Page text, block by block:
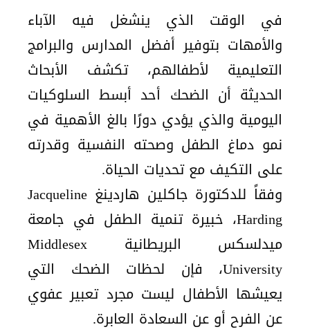
في الوقت الذي ينشغل فيه الآباء
والأمهات بتوفير أفضل المدارس والبرامج
التعليمية لأطفالهم، تكشف الأبحاث
الحديثة أن الضحك أحد أبسط السلوكيات
اليومية والذي يؤدي دورًا بالغ الأهمية في
نمو دماغ الطفل وصحته النفسية وقدرته
على التكيف مع تحديات الحياة.
وفقاً للدكتورة جاكلين هاردينغ Jacqueline
Harding، خبيرة تنمية الطفل في جامعة
ميدلسكس البريطانية Middlesex
University، فإن لحظات الضحك التي
يعيشها الأطفال ليست مجرد تعبير عفوي
عن الفرح أو عن السعادة العابرة.